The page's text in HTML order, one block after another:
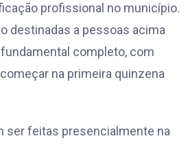
profissional no município.
destinadas a pessoas acima
completo, com
na primeira quinzena
ser feitas presencialmente na